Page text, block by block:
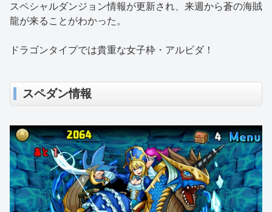
スペシャルダンジョン情報が更新され、来週から蒼の海賊
龍が来ることがわかった。
ドラゴンタイプでは貴重な女子枠・アルビダ！
スペダン情報